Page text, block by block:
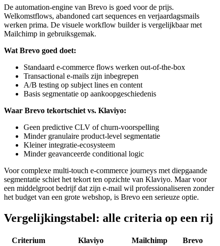
De automation-engine van Brevo is goed voor de prijs.
Welkomstflows, abandoned cart sequences en verjaardagsmails
werken prima. De visuele workflow builder is vergelijkbaar met
Mailchimp in gebruiksgemak.
Wat Brevo goed doet:
Standaard e-commerce flows werken out-of-the-box
Transactional e-mails zijn inbegrepen
A/B testing op subject lines en content
Basis segmentatie op aankoopgeschiedenis
Waar Brevo tekortschiet vs. Klaviyo:
Geen predictive CLV of churn-voorspelling
Minder granulaire product-level segmentatie
Kleiner integratie-ecosysteem
Minder geavanceerde conditional logic
Voor complexe multi-touch e-commerce journeys met diepgaande
segmentatie schiet het tekort ten opzichte van Klaviyo. Maar voor
een middelgroot bedrijf dat zijn e-mail wil professionaliseren zonder
het budget van een grote webshop, is Brevo een serieuze optie.
Vergelijkingstabel: alle criteria op een rij
Criterium Klaviyo Mailchimp
Brevo